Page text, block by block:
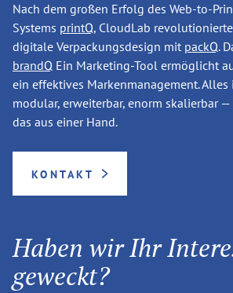
Nach dem großen Erfolg des Web-to-
Systems printQ, CloudLab
digitale Verpackungsdesign mit packQ.
brandQ Ein Marketing-Tool ermöglicht
ein effektives Markenmanagement. Alles
modular, erweiterbar, enorm skalierbar —
das aus einer Hand.
KONTAKT
Haben wir Ihr
geweckt?